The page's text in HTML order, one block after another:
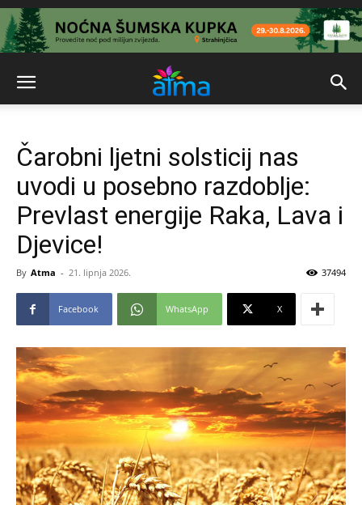
Čarobni ljetni solsticij nas
uvodi u posebno razdoblje:
Prevlast energije Raka, Lava i
Djevice!
By Atma - 21. lipnja 2026. 37494
Facebook WhatsApp X